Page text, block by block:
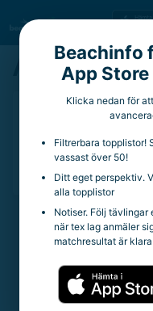
Beachinfo
App
Klicka nedan för
Filtrerbara topplistor!
vassast över 50!
Ditt eget perspektiv.
alla topplistor
Notiser. Följ
när tex lag anmäler
matchresultat är klara
Anne
Aktuella
Totala
Statistik
Trueskill Rating:24.99
Spelade matcher:171
Vinstprocent:61.4%